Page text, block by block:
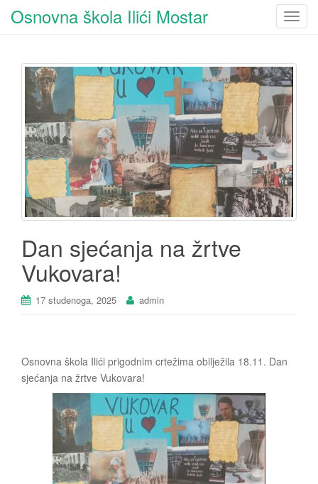
T
g
l
e
i
g
a
t
Osnovna škola Ilići Mostar
Dan sjećanja na žrtve
Vukovara!
17 studenoga, 2025 admin
Osnovna škola Ilići prigodnim crtežima obilježila 18.11. Dan
sjećanja na žrtve Vukovara!